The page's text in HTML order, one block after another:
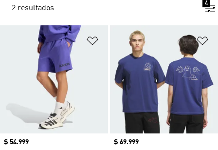
2 resultados
4
Añadir a la lista de deseos
Precio
$ 54.999
Precio
$ 69.999